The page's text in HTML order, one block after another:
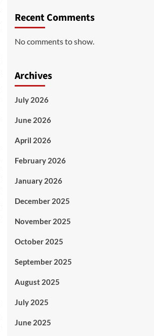
Recent Comments
No comments to show.
Archives
July 2026
June 2026
April 2026
February 2026
January 2026
December 2025
November 2025
October 2025
September 2025
August 2025
July 2025
June 2025